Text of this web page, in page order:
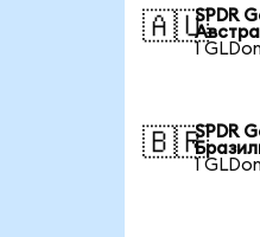
🇦🇺SPDR
1
🇧🇷SPDR
1